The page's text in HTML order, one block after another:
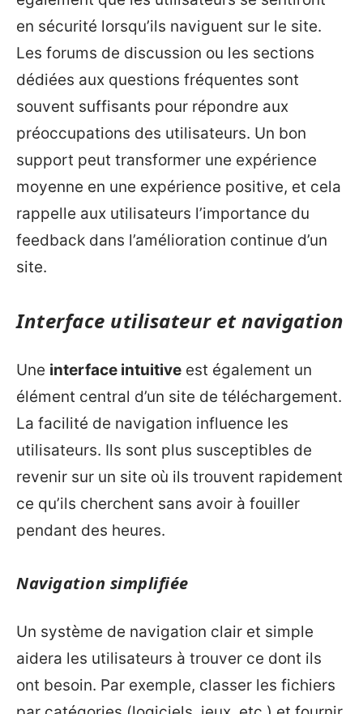
en sécurité lorsqu’ils naviguent sur le site.
Les forums de discussion ou les sections
dédiées aux questions fréquentes sont
souvent suffisants pour répondre aux
préoccupations des utilisateurs. Un bon
support peut transformer une expérience
moyenne en une expérience positive, et cela
rappelle aux utilisateurs l’importance du
feedback dans l’amélioration continue d’un
site.
Interface utilisateur et navigation
Une interface intuitive est également un
élément central d’un site de téléchargement.
La facilité de navigation influence les
utilisateurs. Ils sont plus susceptibles de
revenir sur un site où ils trouvent rapidement
ce qu’ils cherchent sans avoir à fouiller
pendant des heures.
Navigation simplifiée
Un système de navigation clair et simple
aidera les utilisateurs à trouver ce dont ils
ont besoin. Par exemple, classer les fichiers